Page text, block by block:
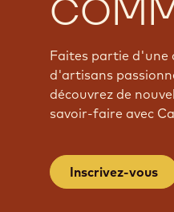
Faites partie d'une
d'artisans
découvrez de
savoir-faire avec
Inscrivez-vous